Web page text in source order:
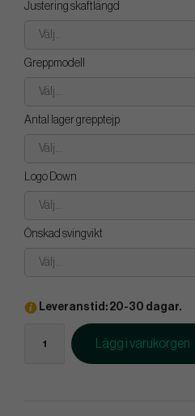
Justering skaftlängd
Välj...
Greppmodell
Välj...
Antal lager grepptejp
Välj...
Logo Down
Välj...
Önskad svingvikt
Välj...
Leveranstid: 20-30 dagar.
Lägg i varukorgen